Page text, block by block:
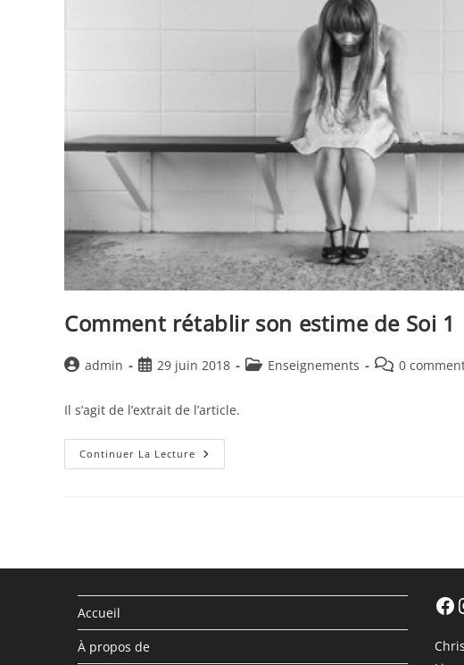
Comment rétablir son estime de Soi 1
Auteur/autrice
la
publication :
admin
Publication
29 juin 2018
PostEnseignements
Commentaires
0
Il s’agit de l’extrait de l’article.
Continuer La Lecture Comment
Rétablir
Accueil
À propos de